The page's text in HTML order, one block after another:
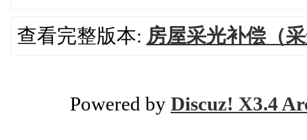
查看完整版本: 房屋采光补偿（
Powered by Discuz! X3.4